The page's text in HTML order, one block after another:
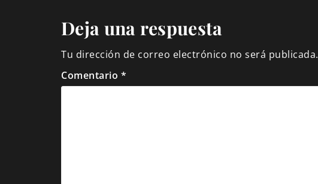
Deja una respuesta
Tu dirección de correo electrónico no será publicada.
Comentario *